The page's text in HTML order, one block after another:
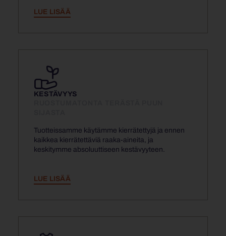
LUE LISÄÄ
KESTÄVYYS
Tuotteissamme käytämme kierrätettyjä ja ennen
kaikkea kierrätettäviä raaka-aineita, ja
keskitymme absoluuttiseen kestävyyteen.
LUE LISÄÄ